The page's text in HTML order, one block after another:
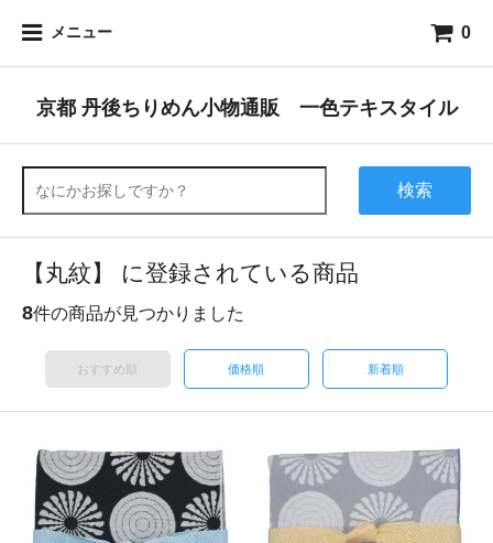
メニュー 0
京都 丹後ちりめん小物通販 一色テキスタイル
検索
【丸紋】 に登録されている商品
8件の商品が見つかりました
おすすめ順 価格順 新着順